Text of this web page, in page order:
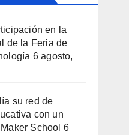
en la
de la Feria de
6 agosto,
su red de
con un
School 6